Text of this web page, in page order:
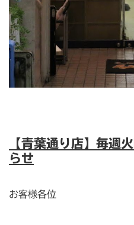
【青葉通り店】毎
らせ
お客様各位